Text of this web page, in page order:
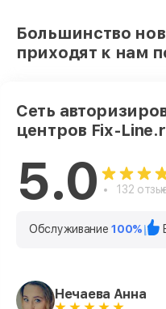
Большинство
приходят к нам
Сеть
центров Fix-
5.0 132
Обслуживание100%
Нечаева Анна